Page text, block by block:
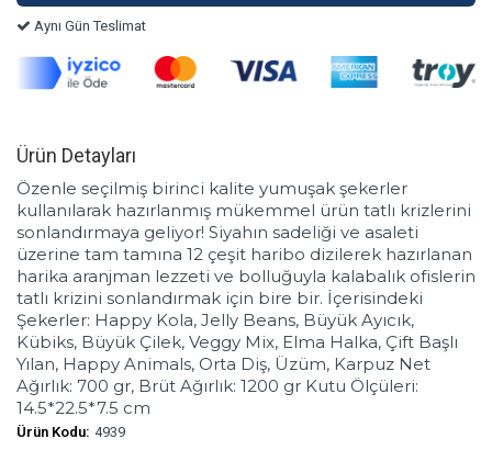
Aynı Gün Teslimat
Ürün Detayları
Özenle seçilmiş birinci kalite yumuşak şekerler
kullanılarak hazırlanmış mükemmel ürün tatlı krizlerini
sonlandırmaya geliyor! Siyahın sadeliği ve asaleti
üzerine tam tamına 12 çeşit haribo dizilerek hazırlanan
harika aranjman lezzeti ve bolluğuyla kalabalık ofislerin
tatlı krizini sonlandırmak için bire bir. İçerisindeki
Şekerler: Happy Kola, Jelly Beans, Büyük Ayıcık,
Kübiks, Büyük Çilek, Veggy Mix, Elma Halka, Çift Başlı
Yılan, Happy Animals, Orta Diş, Üzüm, Karpuz Net
Ağırlık: 700 gr, Brüt Ağırlık: 1200 gr Kutu Ölçüleri:
14.5*22.5*7.5 cm
Ürün Kodu: 4939